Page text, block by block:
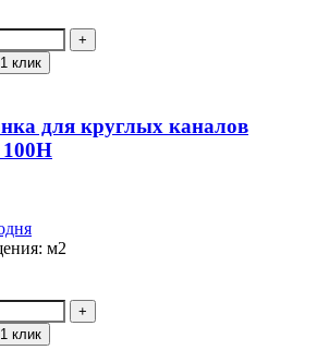
клик
для круглых каналов
м2
клик